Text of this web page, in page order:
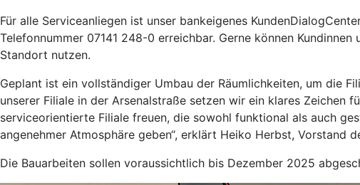
Für alle Serviceanliegen ist unser bankeigenes
Telefonnummer 07141 248-0 erreichbar. Gerne können
Standort nutzen.
Geplant ist ein vollständiger Umbau der Räumlichkeiten, um die
unserer Filiale in der Arsenalstraße setzen wir ein klares Zeichen
serviceorientierte Filiale freuen, die sowohl funktional als auch
angenehmer Atmosphäre geben“, erklärt Heiko Herbst, Vorstand
Die Bauarbeiten sollen voraussichtlich bis Dezember 2025